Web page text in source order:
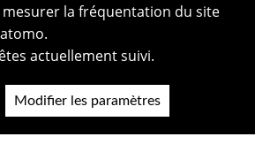
mesurer la fréquentation du site
actuellement suivi.
Modifier les paramètres